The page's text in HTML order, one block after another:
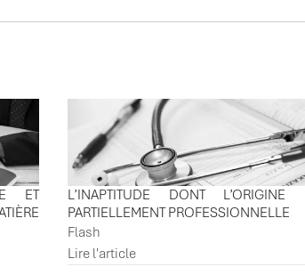
ET
L’INAPTITUDE DONT L’ORIGINE
PARTIELLEMENT PROFESSIONNELLE
Flash
Lire l'article